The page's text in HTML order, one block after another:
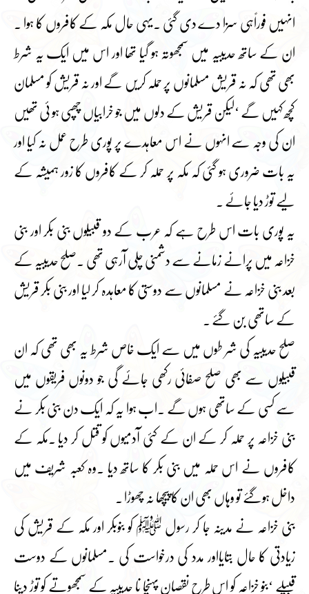
انہیں فوراًہی سزا دے دی گئی ۔یہی حال مکہ کے کافروں کا ہوا ۔
ان کے ساتھ حدیبیہ میں سمجھوتہ ہو گیا تھا اور اس میں ایک یہ شرط
بھی تھی کہ نہ قریش مسلمانوں پر حملہ کریں گے اور نہ قریش کو مسلمان
کچھ کہیں گے ‘لیکن قریش کے دلوں میں جو خرابیاں چھپی ہو ئی تھیں
ان کی وجہ سے انہوں نے اس معاہدے پر پوری طرح عمل نہ کیا اور
یہ بات ضروری ہو گئی کہ مکہ پر حملہ کر کے کافروں کا زور ہمیشہ کے
لیے توڑ دیا جائے ۔
یہ پوری بات اس طرح ہے کہ عرب کے دو قبیلوں بنی بکر اور بنی
خزاعہ میں پرانے زمانے سے دشمنی چلی آرہی تھی ۔صلح حدیبیہ کے
بعد بنی خزاعہ نے مسلمانوں سے دوستی کا معاہدہ کر لیا اور بنی بکر قریش
کے ساتھی بن گئے ۔
صلح حدیبیہ کی شر طوں میں سے ایک خاص شرط یہ بھی تھی کہ ان
قبیلوں سے بھی صلح صفائی رکھی جائے گی جو دونوں فریقوں میں
سے کسی کے ساتھی ہوں گے ۔اب ہوا یہ کہ ایک دن بنی بکر نے
بنی خزاعہ پر حملہ کر کے ان کے کئی آدمیوں کو قتل کر دیا ۔مکہ کے
کافروں نے اس حملہ میں بنی بکر کا ساتھ دیا ۔وہ کعبہ شریف میں
داخل ہوگئے تو وہاں بھی ان کا پیچھا نہ چھوڑا ۔
بنی خزاعہ نے مدینہ جا کر رسول ﷺ کو بنوبکر اور مکہ کے قریش کی
زیادتی کا حال بتایااور مدد کی درخواست کی ۔مسلمانوں کے دوست
قبیلے ‘بنو خزاعہ کو اس طرح نقصان پہنچا نا حدیبیہ کے سمجھوتے کو توڑ دینا